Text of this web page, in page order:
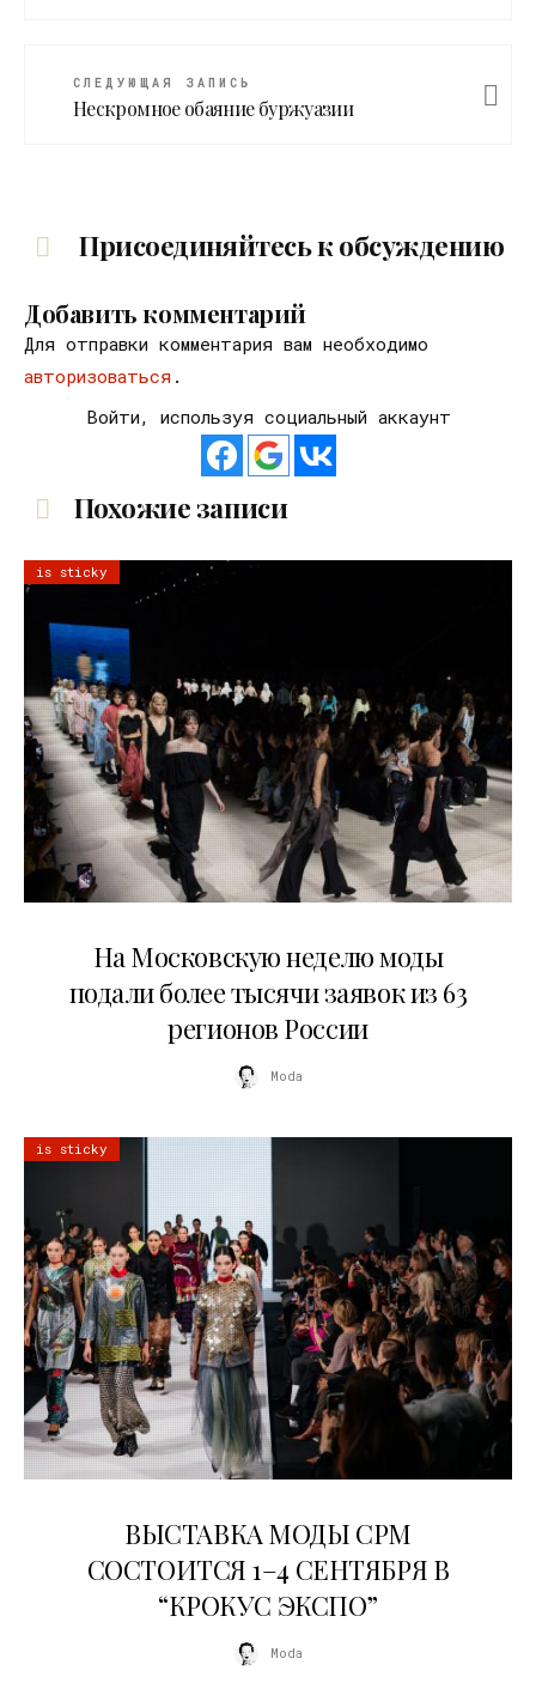
СЛЕДУЮЩАЯ ЗАПИСЬ
Нескромное обаяние буржуазии
Присоединяйтесь к обсуждению
Добавить комментарий
Для отправки комментария вам необходимо
авторизоваться .
Войти, используя социальный аккаунт
Похожие записи
is sticky
На Московскую неделю моды
подали более тысячи заявок из 63
регионов России
Moda
is sticky
ВЫСТАВКА МОДЫ CPM
СОСТОИТСЯ 1–4 СЕНТЯБРЯ В
“КРОКУС ЭКСПО”
Moda